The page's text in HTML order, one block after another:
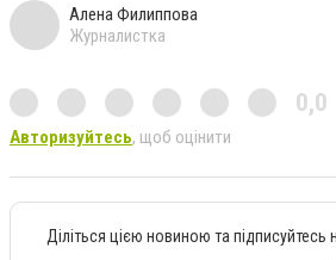
Алена Филиппова
Журналистка
0,0
Авторизуйтесь, щоб оцінити
Діліться цією новиною та підписуйтесь